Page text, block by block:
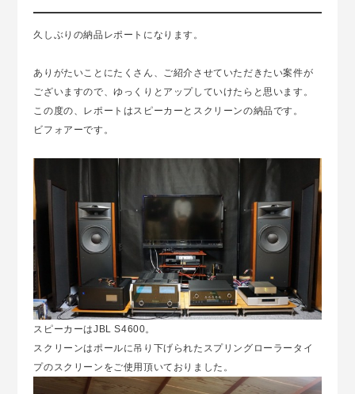
久しぶりの納品レポートになります。
ありがたいことにたくさん、ご紹介させていただきたい案件が
ございますので、ゆっくりとアップしていけたらと思います。
この度の、レポートはスピーカーとスクリーンの納品です。
ビフォアーです。
スピーカーはJBL S4600。
スクリーンはポールに吊り下げられたスプリングローラータイ
プのスクリーンをご使用頂いておりました。